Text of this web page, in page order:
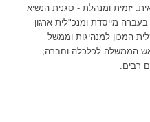
יזמית ומנהלת - סגנית הנשיא
מייסדת ומנכ"לית ארגון
המכון למנהיגות וממשל
הממשלה לכלכלה וחברה;
רבים.